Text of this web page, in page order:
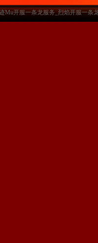
开服一条龙服务_烈焰开服一条